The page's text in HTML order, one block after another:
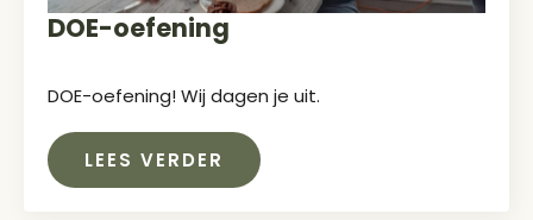
DOE-oefening
DOE-oefening! Wij dagen je uit.
LEES VERDER